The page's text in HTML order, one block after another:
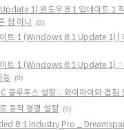
1] 윈도우 8.1 업데이트 1
점 하나 (0)
트 1 (Windows 8.1 Update 1) |
트 1 (Windows 8.1 Update 1) ::
능 (0)
블루투스 설정 :: 와이파이와 겹침
동작 명령 설정 (5)
8.1 Industry Pro _